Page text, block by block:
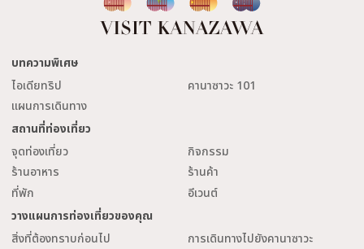
บทความพิเศษ
ไอเดียทริป
คานาซาวะ 101
แผนการเดินทาง
สถานที่ท่องเที่ยว
จุดท่องเที่ยว
กิจกรรม
ร้านอาหาร
ร้านค้า
ที่พัก
อีเวนต์
วางแผนการท่องเที่ยวของคุณ
สิ่งที่ต้องทราบก่อนไป
การเดินทางไปยังคานาซาวะ